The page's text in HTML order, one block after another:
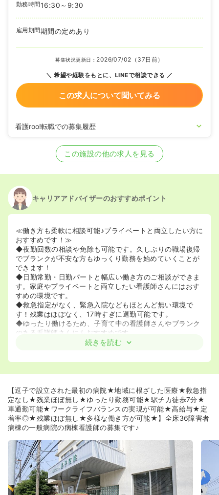
勤務時間 16:30～9:30
雇用期間期間の定めあり
募集状況更新日： 2026/07/02（37日前）
希望や経験をもとに、LINEで相談できる
この求人について聞いてみる
看護roo!転職での募集履歴
正・准看護師を休止中
この施設の他の求人を見る
キャリアアドバイザーのおすすめポイント
≪働き方も柔軟に相談可能♪プライベートと両立したい方に
おすすめです！≫
◆夜勤回数の相談や免除も可能です。久しぶりの職場復帰
でブランクが不安な方もゆっくり勤務を始めていくことが
できます！
◆日勤常勤・日勤パートと幅広い働き方のご相談ができま
す。家庭やプライベートと両立したい看護師さんにはおす
すめの環境です。
◆救急指定がなく、緊急入院などもほとんど無い環境で
す！残業はほぼなく、17時すぎに退勤可能です。
◆ゆったり働けるため、子育て中の看護師さんやブランク
のある看護師さんにもおすすめです。
◎≫
とりひとりの患者さんに看護師一人ひとりが深く関わって
いくことができます。
◆多職種の連携を大切にしているため、入浴介助、おむつ
交換などあえて介護と看護を分業をしていません。そのた
め多職種でのコミュニケーションはしっかりとれています♪
んが入院していらっしゃいます。中にはこちらの病院で看
取りまで行います。じっくり患者さんに寄り添いたい方に
もおすすめの病院です。
≪逗子病院で大切にしていること≫
◆逗子病院ではスタッフを幸せにすることで、より患者様
続きを読む
【逗子で設立された最初の病院★地域に根ざした医療★救急指
定なし★残業ほぼ無し★ゆったり勤務可能★駅チカ徒歩7分★
車通勤可能★ワークライフバランスの実現が可能★高給与★定
着率◎★残業ほぼ無し★多様な働き方が可能★】全床36障害者
病棟の一般病院の病棟看護師の募集です♪